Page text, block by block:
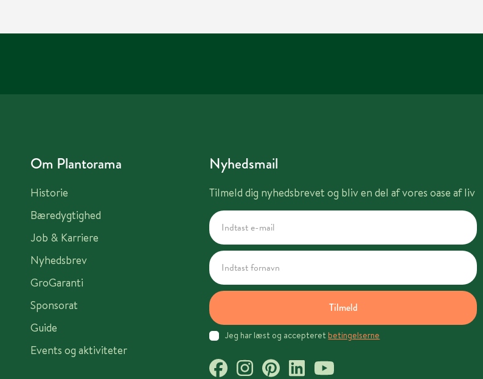
Om Plantorama
Historie
Bæredygtighed
Job & Karriere
Nyhedsbrev
GroGaranti
Sponsorat
Guide
Events og aktiviteter
Nyhedsmail
Tilmeld dig nyhedsbrevet og bliv en del af vores oase af liv
Tilmeld
Jeg har læst og accepteret betingelserne